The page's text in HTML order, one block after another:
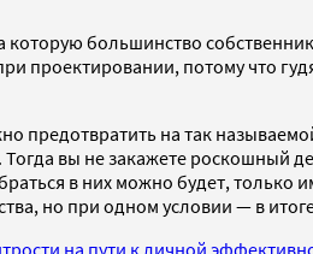
большинство
проектировании, потому что
на так
Тогда вы не закажете роскошный
в них можно будет,
но при одном условии — в